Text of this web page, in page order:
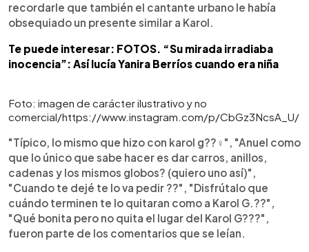
recordarle que también el cantante urbano le había
obsequiado un presente similar a Karol.
Te puede interesar: FOTOS. “Su mirada irradiaba
inocencia”: Así lucía Yanira Berríos cuando era niña
Foto: imagen de carácter ilustrativo y no
comercial/https://www.instagram.com/p/CbGz3NcsA_U/
"Típico, lo mismo que hizo con karol g??‍♀️", "Anuel como
que lo único que sabe hacer es dar carros, anillos,
cadenas y los mismos globos? (quiero uno así)",
"Cuando te dejé te lo va pedir ??", "Disfrútalo que
cuándo terminen te lo quitaran como a Karol G.??",
"Qué bonita pero no quita el lugar del Karol G???",
fueron parte de los comentarios que se leían.